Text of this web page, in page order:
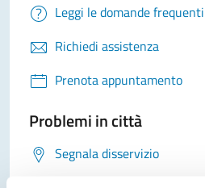
Leggi le domande frequenti
Richiedi assistenza
Prenota appuntamento
Problemi in città
Segnala disservizio